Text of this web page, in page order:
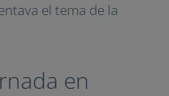
el tema de la
en